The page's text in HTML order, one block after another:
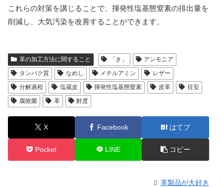
これらの対策を講じることで、揮発性塩基態窒素の排出量を
削減し、大気汚染を改善することができます。
革の加工方法に関すること 「き」
アンモニア
タンパク質
なめし メチルアミン
レザー
分解過程
塩蔵皮 揮発性塩基態窒素 皮革
目安
腐敗菌
革 鮮度
X Facebook はてブ
Pocket LINE コピー
革製品が大好き